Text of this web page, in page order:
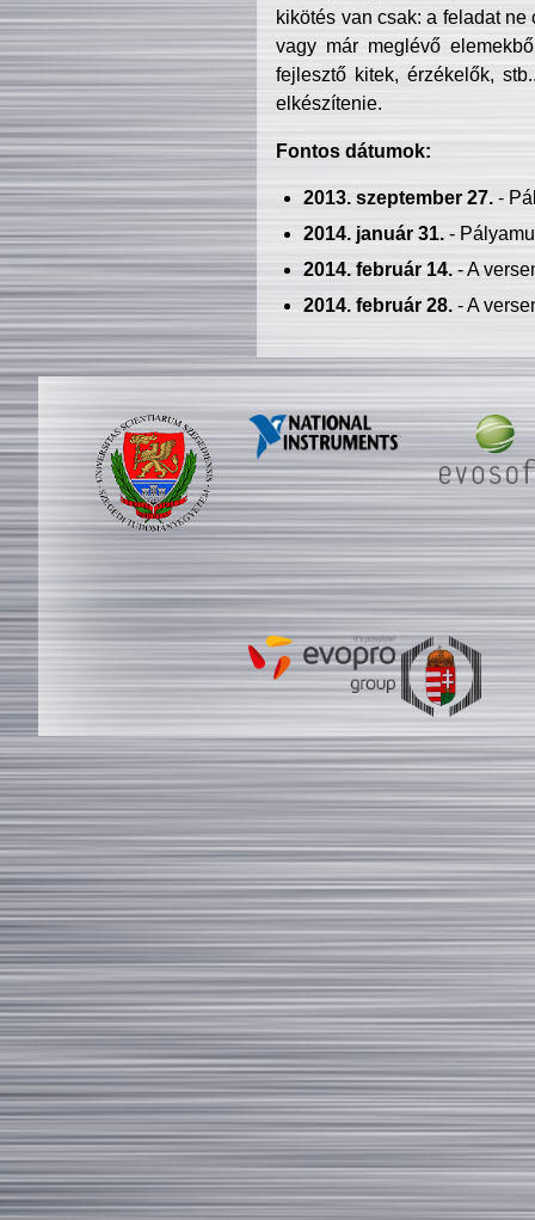
kikötés van csak: a feladat
vagy már meglévő
fejlesztő kitek, érzékelők,
elkészítenie.
Fontos dátumok:
2013. szeptember 27.-
2014. január 31.-
2014. február 14.- A
2014. február 28.- A